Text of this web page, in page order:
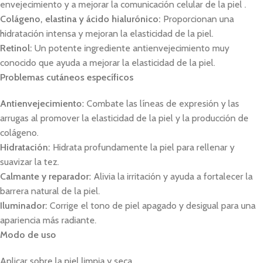
envejecimiento y a mejorar la comunicación celular de la piel .
Colágeno, elastina y ácido hialurónico: Proporcionan una
hidratación intensa y mejoran la elasticidad de la piel.
Retinol: Un potente ingrediente antienvejecimiento muy
conocido que ayuda a mejorar la elasticidad de la piel.
Problemas cutáneos específicos
Antienvejecimiento: Combate las líneas de expresión y las
arrugas al promover la elasticidad de la piel y la producción de
colágeno.
Hidratación: Hidrata profundamente la piel para rellenar y
suavizar la tez.
Calmante y reparador: Alivia la irritación y ayuda a fortalecer la
barrera natural de la piel.
Iluminador: Corrige el tono de piel apagado y desigual para una
apariencia más radiante.
Modo de uso